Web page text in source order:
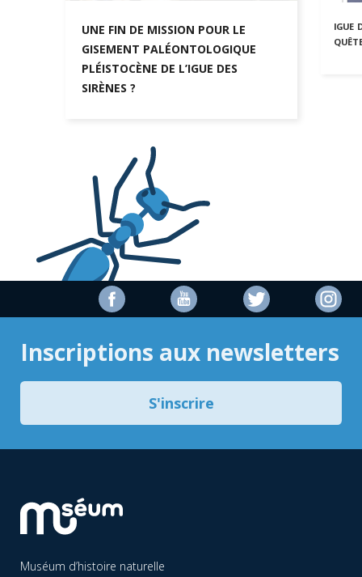
UNE FIN DE MISSION POUR LE
GISEMENT PALÉONTOLOGIQUE
PLÉISTOCÈNE DE L’IGUE DES
SIRÈNES ?
IGUE
Inscriptions aux newsletters
S'inscrire
Muséum d’histoire naturelle